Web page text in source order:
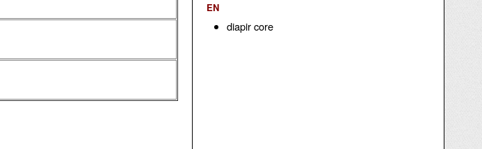
EN
diapir core